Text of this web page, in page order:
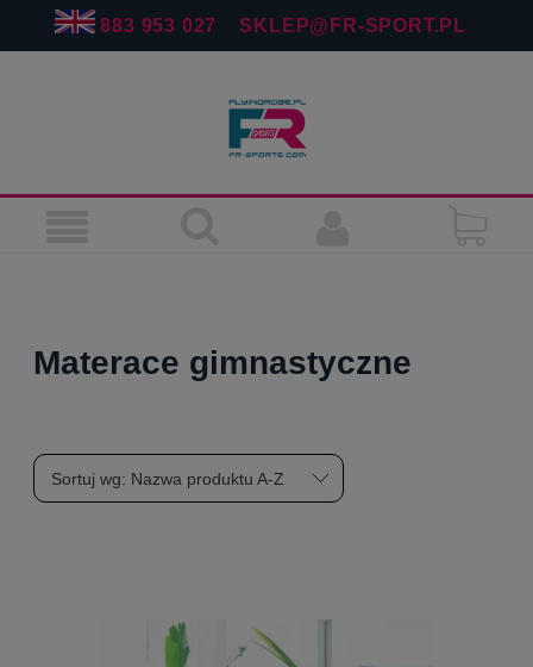
883 953 027 SKLEP@FR-SPORT.PL
Materace gimnastyczne
Sortuj wg: Nazwa produktu A-Z